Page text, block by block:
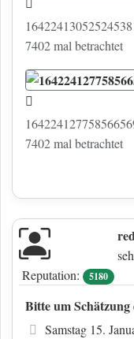
7402 mal betrachtet
7402 mal betrachtet
Reputation:
5180
Bitte um
Beitrag
Samstag 15.